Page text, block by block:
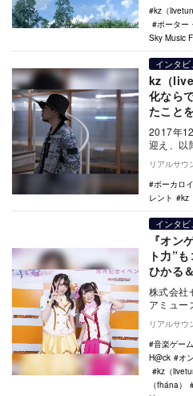
kz（
ポーター
Sky Music
インタビ
kz（
化なら
たこと
2017年
迎え、以
リアルサウ
ボーカロ
レント
kz
インタビ
『オン
ト力”
ひかる
株式会社
アミュー
作『オ
前編で
リアルサウ
音楽ゲーム
H@ck
オ
kz（
（fhána）